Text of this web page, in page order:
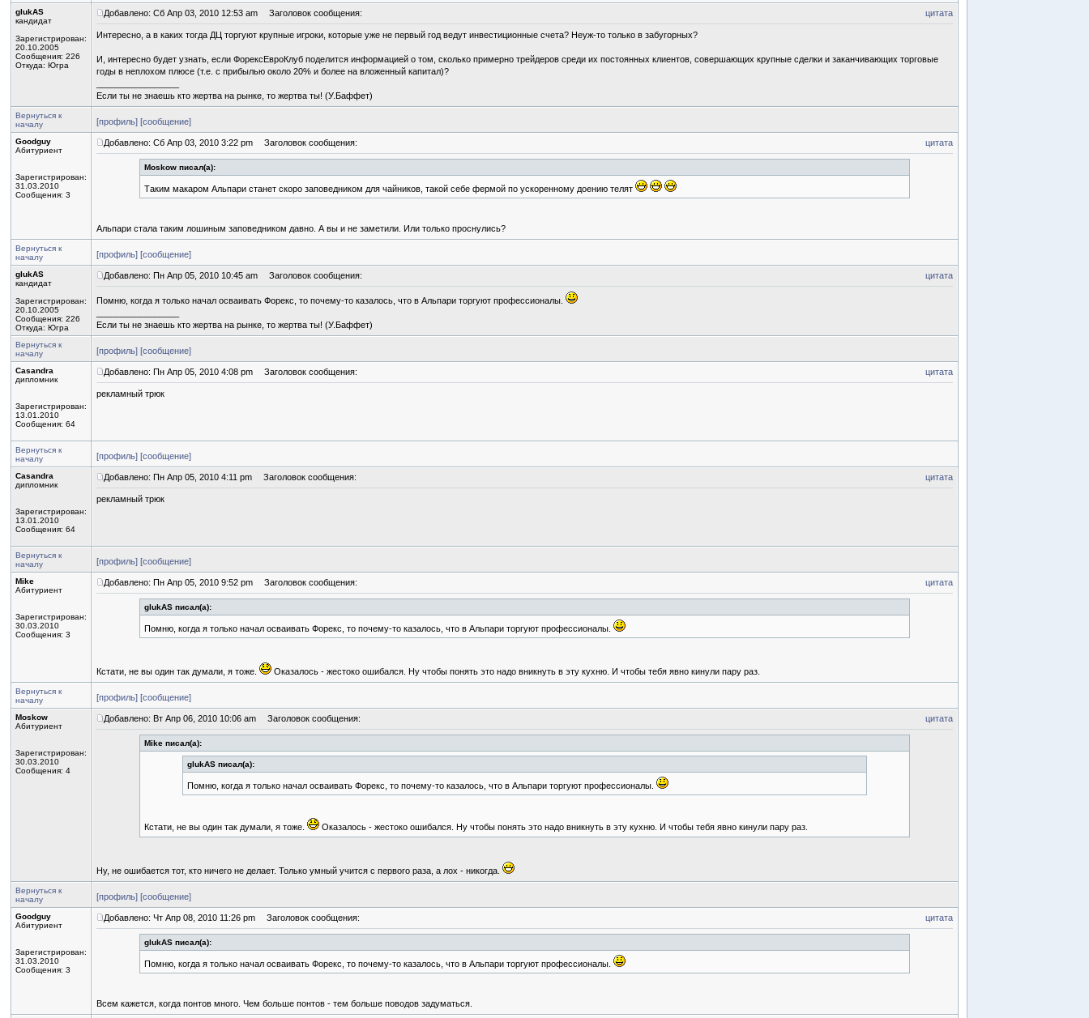
glukAS
кандидат
Зарегистрирован:
20.10.2005
Сообщения: 226
Откуда: Югра
Добавлено: Сб Апр 03, 2010 12:53 am Заголовок сообщения: цитата
Интересно, а в каких тогда ДЦ торгуют крупные игроки, которые уже не первый год ведут инвестиционные счета? Неуж-то только в забугорных?
И, интересно будет узнать, если ФорексЕвроКлуб поделится информацией о том, сколько примерно трейдеров среди их постоянных клиентов, совершающих крупные сделки и заканчивающих торговые
годы в неплохом плюсе (т.е. с прибылью около 20% и более на вложенный капитал)?
Если ты не знаешь кто жертва на рынке, то жертва ты! (У.Баффет)
Вернуться к
началу
[профиль] [сообщение]
Goodguy
Абитуриент
Зарегистрирован:
31.03.2010
Сообщения: 3
Добавлено: Сб Апр 03, 2010 3:22 pm Заголовок сообщения: цитата
Moskow писал(а):
Таким макаром Альпари станет скоро заповедником для чайников, такой себе фермой по ускоренному доению телят
Альпари стала таким лошиным заповедником давно. А вы и не заметили. Или только проснулись?
Вернуться к
началу
[профиль] [сообщение]
glukAS
кандидат
Зарегистрирован:
20.10.2005
Сообщения: 226
Откуда: Югра
Добавлено: Пн Апр 05, 2010 10:45 am Заголовок сообщения: цитата
Помню, когда я только начал осваивать Форекс, то почему-то казалось, что в Альпари торгуют профессионалы.
Если ты не знаешь кто жертва на рынке, то жертва ты! (У.Баффет)
Вернуться к
началу
[профиль] [сообщение]
Casandra
дипломник
Зарегистрирован:
13.01.2010
Сообщения: 64
Добавлено: Пн Апр 05, 2010 4:08 pm Заголовок сообщения: цитата
рекламный трюк
Вернуться к
началу
[профиль] [сообщение]
Casandra
дипломник
Зарегистрирован:
13.01.2010
Сообщения: 64
Добавлено: Пн Апр 05, 2010 4:11 pm Заголовок сообщения: цитата
рекламный трюк
Вернуться к
началу
[профиль] [сообщение]
Mike
Абитуриент
Зарегистрирован:
30.03.2010
Сообщения: 3
Добавлено: Пн Апр 05, 2010 9:52 pm Заголовок сообщения: цитата
glukAS писал(а):
Помню, когда я только начал осваивать Форекс, то почему-то казалось, что в Альпари торгуют профессионалы.
Кстати, не вы один так думали, я тоже. Оказалось - жестоко ошибался. Ну чтобы понять это надо вникнуть в эту кухню. И чтобы тебя явно кинули пару раз.
Вернуться к
началу
[профиль] [сообщение]
Moskow
Абитуриент
Зарегистрирован:
30.03.2010
Сообщения: 4
Добавлено: Вт Апр 06, 2010 10:06 am Заголовок сообщения: цитата
Mike писал(а):
glukAS писал(а):
Помню, когда я только начал осваивать Форекс, то почему-то казалось, что в Альпари торгуют профессионалы.
Кстати, не вы один так думали, я тоже. Оказалось - жестоко ошибался. Ну чтобы понять это надо вникнуть в эту кухню. И чтобы тебя явно кинули пару раз.
Ну, не ошибается тот, кто ничего не делает. Только умный учится с первого раза, а лох - никогда.
Вернуться к
началу
[профиль] [сообщение]
Goodguy
Абитуриент
Зарегистрирован:
31.03.2010
Сообщения: 3
Добавлено: Чт Апр 08, 2010 11:26 pm Заголовок сообщения: цитата
glukAS писал(а):
Помню, когда я только начал осваивать Форекс, то почему-то казалось, что в Альпари торгуют профессионалы.
Всем кажется, когда понтов много. Чем больше понтов - тем больше поводов задуматься.